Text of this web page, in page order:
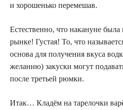
и хорошенько перемешав.
Естественно, что накануне
рынке! Густая! То, что
основа для получения вкуса
желанию) закуски могут
после третьей рюмки.
Итак… Кладём на тарелочки